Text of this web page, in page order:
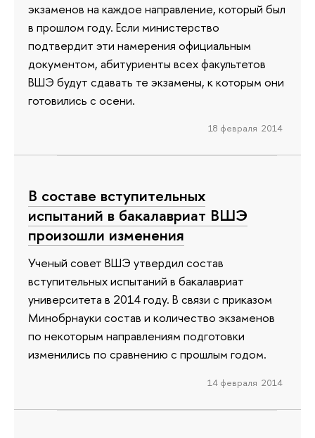
экзаменов на каждое направление, который был
в прошлом году. Если министерство
подтвердит эти намерения официальным
документом, абитуриенты всех факультетов
ВШЭ будут сдавать те экзамены, к которым они
готовились с осени.
18 февраля 2014
В составе вступительных
испытаний в бакалавриат ВШЭ
произошли изменения
Ученый совет ВШЭ утвердил состав
вступительных испытаний в бакалавриат
университета в 2014 году. В связи с приказом
Минобрнауки состав и количество экзаменов
по некоторым направлениям подготовки
изменились по сравнению с прошлым годом.
14 февраля 2014